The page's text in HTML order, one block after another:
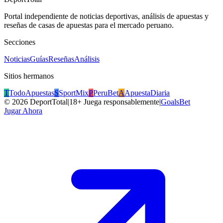
Portal independiente de noticias deportivas, análisis de apuestas y
reseñas de casas de apuestas para el mercado peruano.
Secciones
NoticiasGuíasReseñasAnálisis
Sitios hermanos
TTodoApuestasSSportMixPPeruBetAApuestaDiaria
© 2026 DeportTotal|18+ Juega responsablemente|GoalsBet
Jugar Ahora